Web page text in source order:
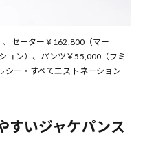
セーター￥162,800（マー
ョン）、パンツ￥55,000（フミ
シー・すべてエストネーション
すいジャケパンス